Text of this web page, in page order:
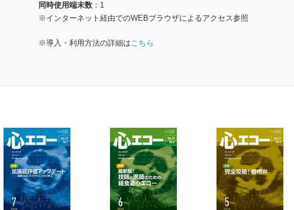
同時使用端末数
1
※インターネット経由でのWEBブラウザによるアクセス参照
※導入・利用方法の詳細はこちら